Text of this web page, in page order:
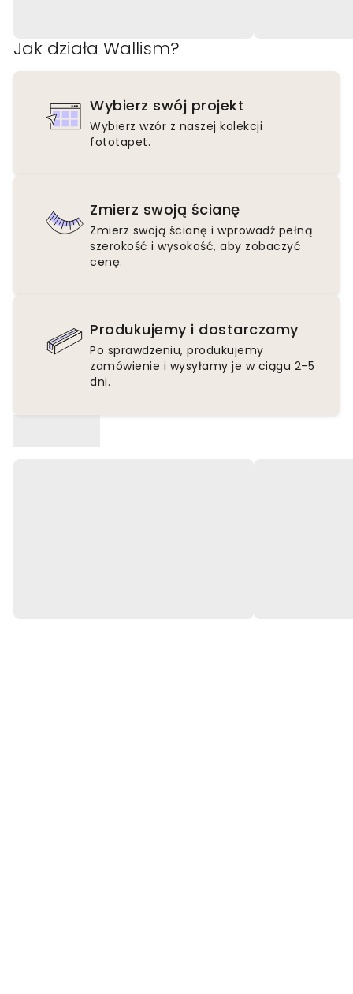
Jak działa Wallism?
Wybierz swój projekt
Wybierz wzór z naszej kolekcji
fototapet.
Zmierz swoją ścianę
Zmierz swoją ścianę i wprowadź pełną
szerokość i wysokość, aby zobaczyć
cenę.
Produkujemy i dostarczamy
Po sprawdzeniu, produkujemy
zamówienie i wysyłamy je w ciągu 2-5
dni.